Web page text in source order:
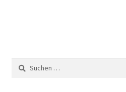
Suchen
nach: